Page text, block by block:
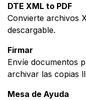
DTE XML to PDF
Convierte archivos
descargable.
Firmar
Envíe documentos
archivar las copias
Mesa de Ayuda